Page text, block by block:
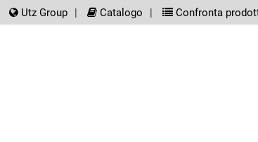
Utz Group Catalogo Confronta